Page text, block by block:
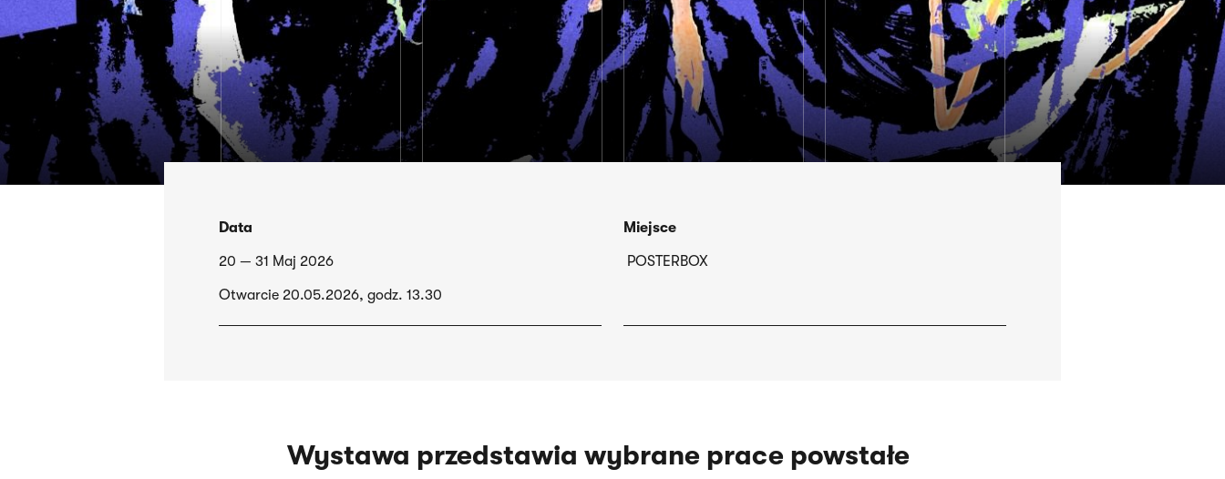
Data
20 — 31 Maj 2026
Otwarcie 20.05.2026, godz. 13.30
Miejsce
POSTERBOX
Wystawa przedstawia wybrane prace powstałe